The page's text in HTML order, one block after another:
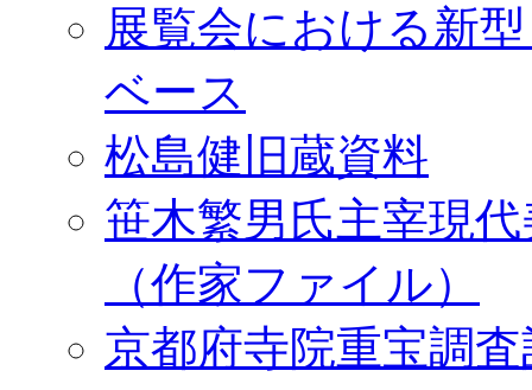
展覧会における新
ベース
松島健旧蔵資料
笹木繁男氏主宰現
（作家ファイル）
京都府寺院重宝調